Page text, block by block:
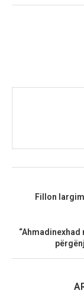
Fillon